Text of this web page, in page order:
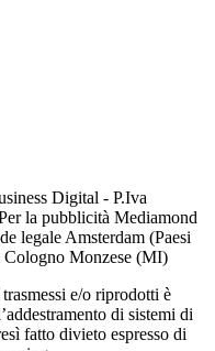
Digital - P.Iva
la pubblicità Mediamond
legale Amsterdam (Paesi
Monzese (MI)
e/o riprodotti è
di sistemi di
fatto divieto espresso di